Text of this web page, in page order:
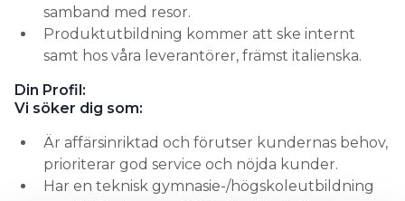
samband med resor.
Produktutbildning kommer att ske internt
samt hos våra leverantörer, främst italienska.
Din Profil:
Vi söker dig som:
Är affärsinriktad och förutser kundernas behov,
prioriterar god service och nöjda kunder.
Har en teknisk gymnasie-/högskoleutbildning